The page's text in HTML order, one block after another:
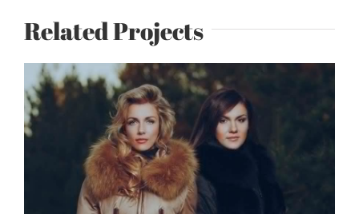
Related Projects